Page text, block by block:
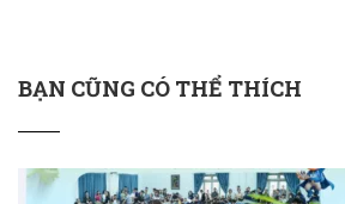
BẠN CŨNG CÓ THỂ THÍCH